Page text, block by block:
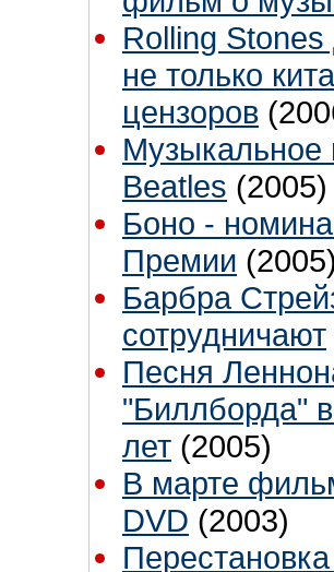
Rolling
не только
цензоров
Музыкальное
Beatles (2005)
Боно -
Премии
Барбра
сотрудничают
Песня
"Биллборда"
лет (2005)
В марте
DVD (2003)